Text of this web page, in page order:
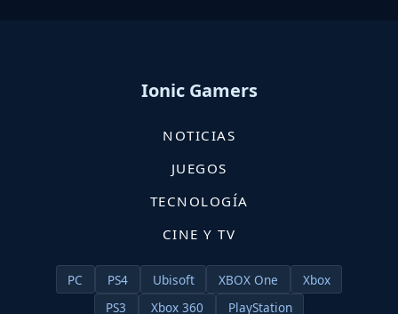
Ionic Gamers
NOTICIAS
JUEGOS
TECNOLOGÍA
CINE Y TV
PC PS4 Ubisoft XBOX One
Xbox
PS3
Xbox 360 PlayStation